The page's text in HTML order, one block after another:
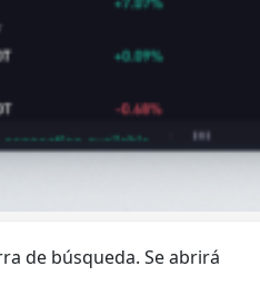
de búsqueda. Se abrirá